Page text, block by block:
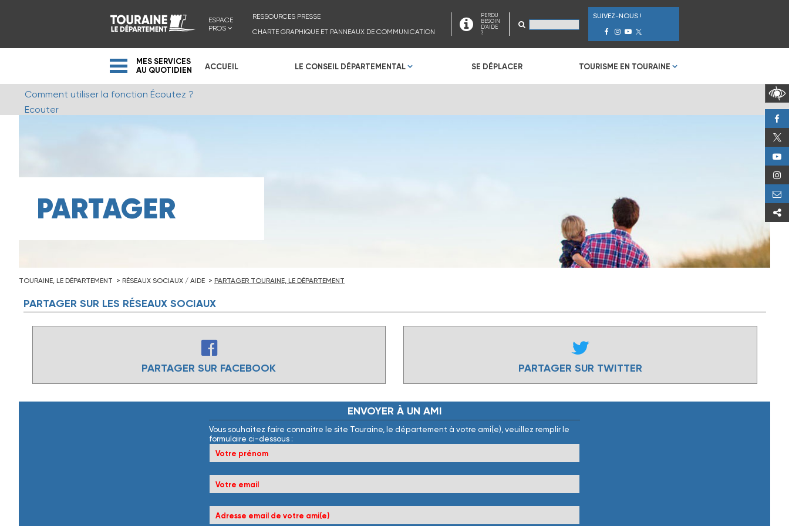
ESPACE
PROS
RESSOURCES PRESSE
CHARTE GRAPHIQUE ET PANNEAUX DE COMMUNICATION
PERDU
BESOIN
D'AIDE
?
SUIVEZ-NOUS !
MES SERVICES
AU QUOTIDIEN
ACCUEIL LE CONSEIL DÉPARTEMENTAL SE DÉPLACER TOURISME EN TOURAINE
Comment utiliser la fonction Écoutez ?
Ecouter
PARTAGER
TOURAINE, LE DÉPARTEMENT RÉSEAUX SOCIAUX / AIDE PARTAGER TOURAINE, LE DÉPARTEMENT
PARTAGER SUR LES RÉSEAUX SOCIAUX
PARTAGER SUR FACEBOOK PARTAGER SUR TWITTER
ENVOYER À UN AMI
Vous souhaitez faire connaitre le site Touraine, le département à votre ami(e), veuillez remplir le
formulaire ci-dessous :